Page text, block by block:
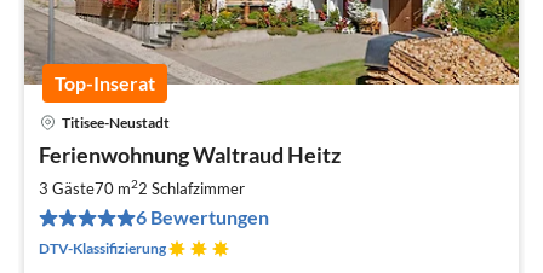
Top-Inserat
Titisee-Neustadt
Ferienwohnung Waltraud Heitz
3 Gäste70 m22 Schlafzimmer
6 Bewertungen
DTV-Klassifizierung